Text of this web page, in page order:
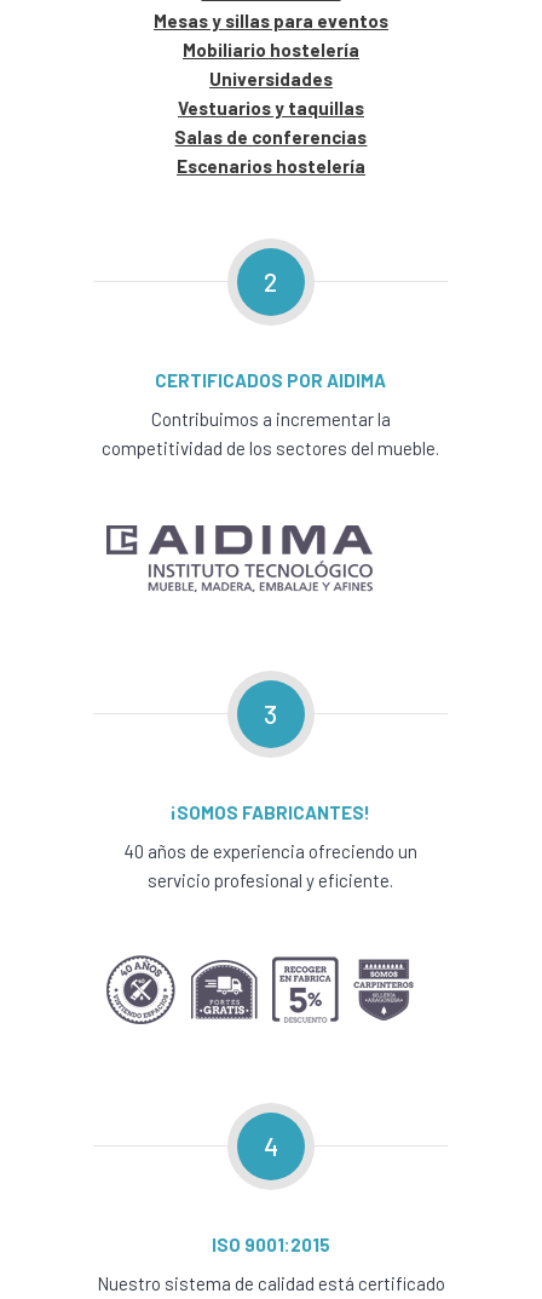
Mesas y sillas para eventos
Mobiliario hostelería
Universidades
Vestuarios y taquillas
Salas de conferencias
Escenarios hostelería
2
CERTIFICADOS POR AIDIMA
Contribuimos a incrementar la
competitividad de los sectores del mueble.
3
¡SOMOS FABRICANTES!
40 años de experiencia ofreciendo un
servicio profesional y eficiente.
4
ISO 9001:2015
Nuestro sistema de calidad está certificado